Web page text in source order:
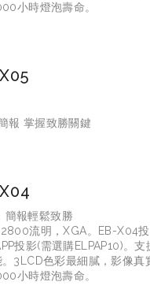
小時燈泡壽命。
報 掌握致勝關鍵
簡報輕鬆致勝
流明，XGA。EB-X04
投影(需選購ELPAP10)。
3LCD色彩最細膩，影像真
小時燈泡壽命。